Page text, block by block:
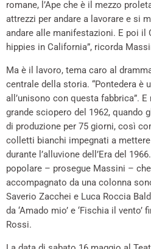
romane, l’Ape che è il mezzo
attrezzi per andare a lavorare e si
andare alle manifestazioni. E poi il
hippies in California”, ricorda
Ma è il lavoro, tema caro al
centrale della storia. “Pontedera è
all’unisono con questa fabbrica”.
grande sciopero del 1962, quando
di produzione per 75 giorni, così
colletti bianchi impegnati a
durante l’alluvione dell’Era del
popolare – prosegue Massini –
accompagnato da una colonna
Saverio Zacchei e Luca Roccia
da ‘Amado mio’ e ‘Fischia il
Rossi.